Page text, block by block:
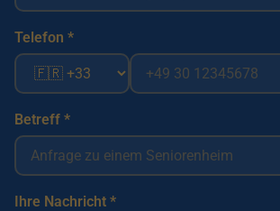
Telefon *
Betreff *
Ihre Nachricht *